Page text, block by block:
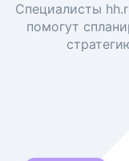
Специалисты
помогут